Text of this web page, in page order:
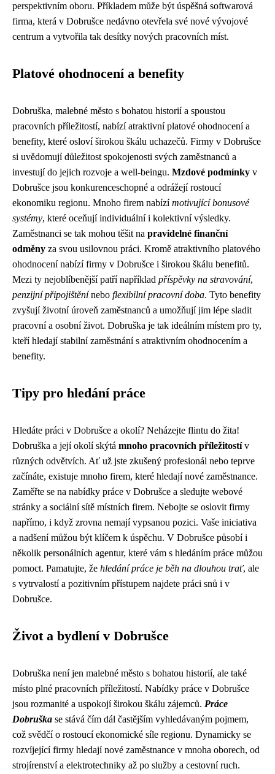
perspektivním oboru. Příkladem může být úspěšná softwarová
firma, která v Dobrušce nedávno otevřela své nové vývojové
centrum a vytvořila tak desítky nových pracovních míst.
Platové ohodnocení a benefity
Dobruška, malebné město s bohatou historií a spoustou
pracovních příležitostí, nabízí atraktivní platové ohodnocení a
benefity, které osloví širokou škálu uchazečů. Firmy v Dobrušce
si uvědomují důležitost spokojenosti svých zaměstnanců a
investují do jejich rozvoje a well-beingu. Mzdové podmínky v
Dobrušce jsou konkurenceschopné a odrážejí rostoucí
ekonomiku regionu. Mnoho firem nabízímotivující bonusové
systémy, které oceňují individuální i kolektivní výsledky.
Zaměstnanci se tak mohou těšit na pravidelné finanční
odměny za svou usilovnou práci. Kromě atraktivního platového
ohodnocení nabízí firmy v Dobrušce i širokou škálu benefitů.
Mezi ty nejoblíbenější patří například příspěvky na stravování,
penzijní připojištěnínebo flexibilní pracovní doba. Tyto benefity
zvyšují životní úroveň zaměstnanců a umožňují jim lépe sladit
pracovní a osobní život. Dobruška je tak ideálním místem pro ty,
kteří hledají stabilní zaměstnání s atraktivním ohodnocením a
benefity.
Tipy pro hledání práce
Hledáte práci v Dobrušce a okolí? Neházejte flintu do žita!
Dobruška a její okolí skýtá mnoho pracovních příležitostív
různých odvětvích. Ať už jste zkušený profesionál nebo teprve
začínáte, existuje mnoho firem, které hledají nové zaměstnance.
Zaměřte se na nabídky práce v Dobrušce a sledujte webové
stránky a sociální sítě místních firem. Nebojte se oslovit firmy
napřímo, i když zrovna nemají vypsanou pozici. Vaše iniciativa
a nadšení můžou být klíčem k úspěchu. V Dobrušce působí i
několik personálních agentur, které vám s hledáním práce můžou
pomoct. Pamatujte, že hledání práce je běh na dlouhou trať, ale
s vytrvalostí a pozitivním přístupem najdete práci snů i v
Dobrušce.
Život a bydlení v Dobrušce
Dobruška není jen malebné město s bohatou historií, ale také
místo plné pracovních příležitostí. Nabídky práce v Dobrušce
jsou rozmanité a uspokojí širokou škálu zájemců. Práce
Dobruška se stává čím dál častějším vyhledávaným pojmem,
což svědčí o rostoucí ekonomické síle regionu. Dynamicky se
rozvíjející firmy hledají nové zaměstnance v mnoha oborech, od
strojírenství a elektrotechniky až po služby a cestovní ruch.